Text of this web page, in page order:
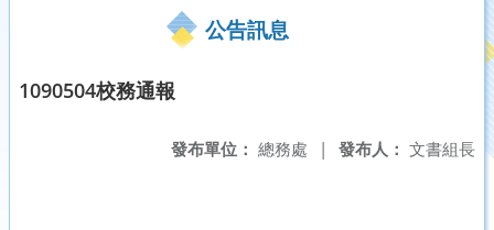
公告訊息
1090504校務通報
發布人： 文書組長
發布單位： 總務處 |